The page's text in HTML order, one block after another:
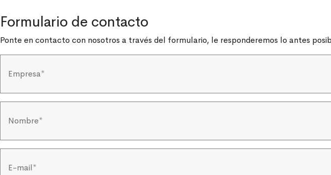
Formulario de contacto
Ponte en contacto con nosotros a través del formulario, le responderemos lo antes